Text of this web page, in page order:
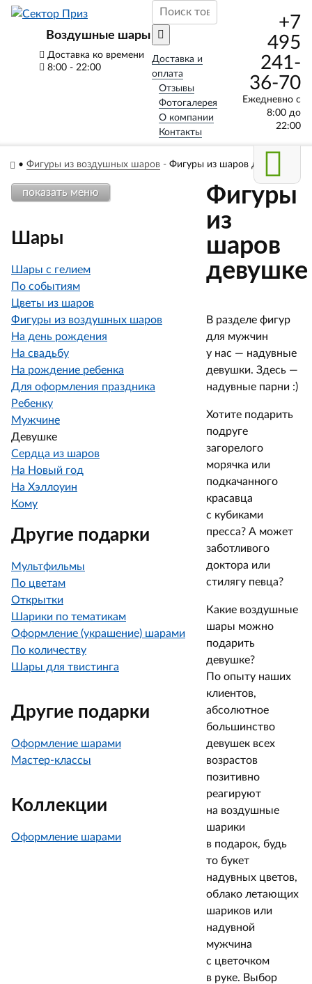
Воздушные шары
Доставка ко времени
8:00 - 22:00
Доставка и
оплата
Отзывы
Фотогалерея
О компании
Контакты
+7
495
241-
36-70
Ежедневно с
8:00 до
22:00
• Фигуры из воздушных шаров- Фигуры из шаров девушке
Фигуры
из
шаров
девушке
В разделе фигур
для мужчин
у нас — надувные
девушки. Здесь —
надувные парни :)
Хотите подарить
подруге
загорелого
морячка или
подкачанного
красавца
с кубиками
пресса? А может
заботливого
доктора или
стилягу певца?
Какие воздушные
шары можно
подарить
девушке?
По опыту наших
клиентов,
абсолютное
большинство
девушек всех
возрастов
позитивно
реагируют
на воздушные
шарики
в подарок, будь
то букет
надувных цветов,
облако летающих
шариков или
надувной
мужчина
с цветочком
в руке. Выбор
показать меню
Шары
Шары с гелием
По событиям
Цветы из шаров
Фигуры из воздушных шаров
На день рождения
На свадьбу
На рождение ребенка
Для оформления праздника
Ребенку
Мужчине
Девушке
Сердца из шаров
На Новый год
На Хэллоуин
Кому
Другие подарки
Мультфильмы
По цветам
Открытки
Шарики по тематикам
Оформление (украшение) шарами
По количеству
Шары для твистинга
Другие подарки
Оформление шарами
Мастер-классы
Коллекции
Оформление шарами